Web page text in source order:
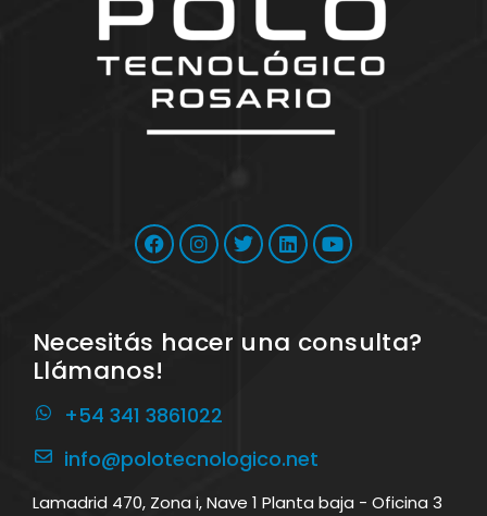
Necesitás hacer una consulta?
Llámanos!
+54 341 3861022
info@polotecnologico.net
Lamadrid 470, Zona i, Nave 1 Planta baja - Oficina 3